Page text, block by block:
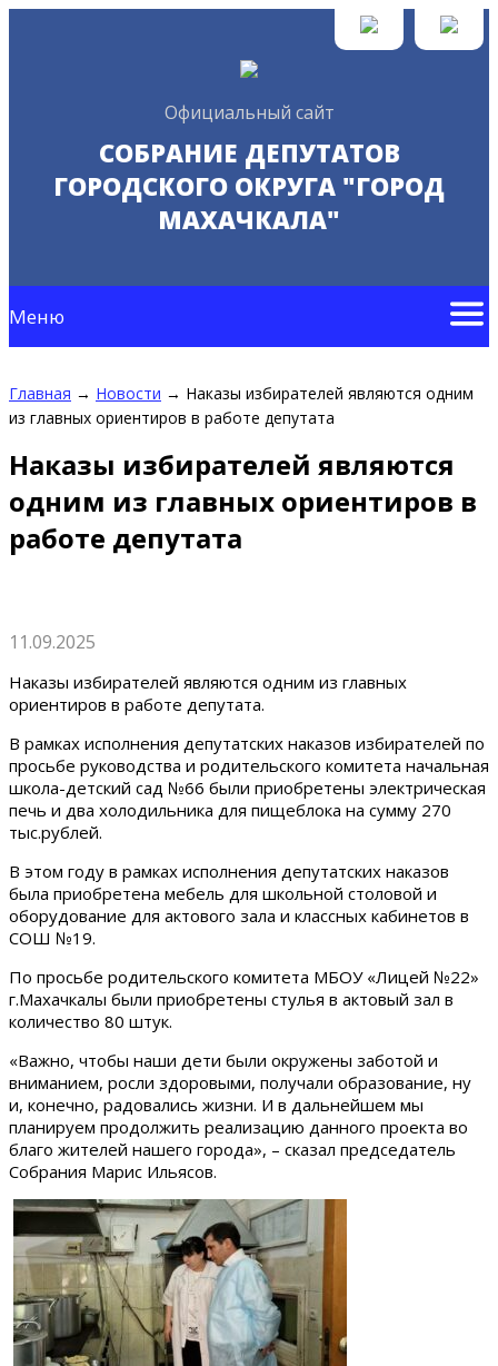
Официальный сайт
СОБРАНИЕ ДЕПУТАТОВ
ГОРОДСКОГО ОКРУГА "ГОРОД
МАХАЧКАЛА"
Меню
Главная → Новости → Наказы избирателей являются одним
из главных ориентиров в работе депутата
Наказы избирателей являются
одним из главных ориентиров в
работе депутата
11.09.2025
Наказы избирателей являются одним из главных
ориентиров в работе депутата.
В рамках исполнения депутатских наказов избирателей по
просьбе руководства и родительского комитета начальная
школа-детский сад №66 были приобретены электрическая
печь и два холодильника для пищеблока на сумму 270
тыс.рублей.
В этом году в рамках исполнения депутатских наказов
была приобретена мебель для школьной столовой и
оборудование для актового зала и классных кабинетов в
СОШ №19.
По просьбе родительского комитета МБОУ «Лицей №22»
г.Махачкалы были приобретены стулья в актовый зал в
количество 80 штук.
«Важно, чтобы наши дети были окружены заботой и
вниманием, росли здоровыми, получали образование, ну
и, конечно, радовались жизни. И в дальнейшем мы
планируем продолжить реализацию данного проекта во
благо жителей нашего города», – сказал председатель
Собрания Марис Ильясов.